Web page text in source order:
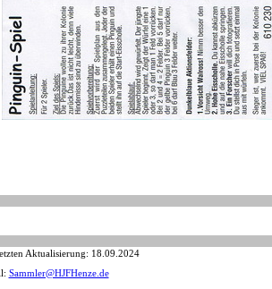
Aktualisierung: 18.09.2024
Sammler@HJFHenze.de